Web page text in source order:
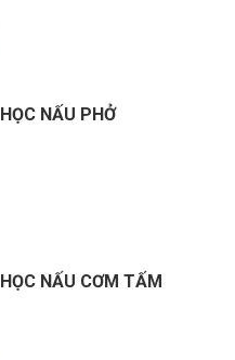
HỌC NẤU PHỞ
HỌC NẤU CƠM TẤM